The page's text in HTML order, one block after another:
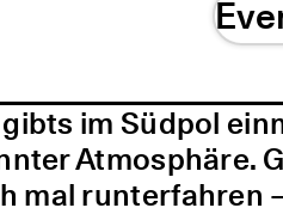
im Südpol
Atmosphäre.
mal runterfahren